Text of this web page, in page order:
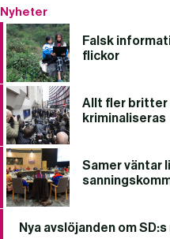
Nyheter
Falsk
flickor
Allt fler britter
kriminaliseras
Samer väntar
Nya avslöjanden om